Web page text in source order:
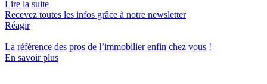
Lire la suite
Recevez toutes les infos grâce à notre newsletter
Réagir
La référence des pros de l’immobilierenfin chez vous !
En savoir plus